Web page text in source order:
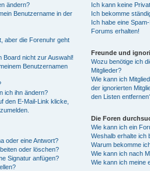
ändern?
Benutzername in der
aber die Forenuhr geht
Board nicht zur Auswahl!
Benutzernamen
ich ihn ändern?
den E-Mail-Link klicke,
oder eine Antwort?
oder löschen?
Signatur anfügen?
Ich kann keine
Ich bekomme
Ich habe eine
Forums erhalten!
Freunde und
Wozu benötige ich
Mitglieder?
Wie kann ich
der ignorierten
den Listen
Die Foren
Wie kann ich ein
Weshalb erhalte ich
Warum bekomme
Wie kann ich nach
Wie kann ich meine